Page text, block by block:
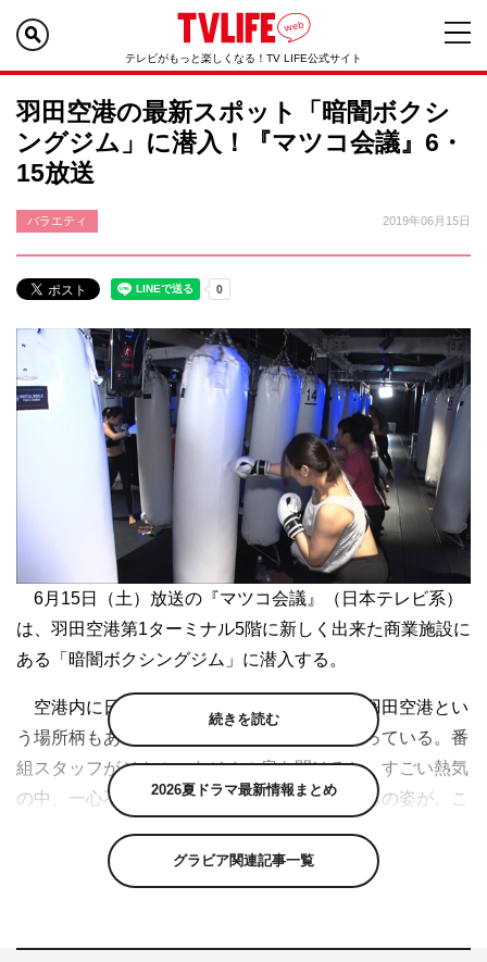
テレビがもっと楽しくなる！TV LIFE公式サイト
羽田空港の最新スポット「暗闇ボクシ
ングジム」に潜入！『マツコ会議』6・
15放送
バラエティ 2019年06月15日
6月15日（土）放送の『マツコ会議』（日本テレビ系）
は、羽田空港第1ターミナル5階に新しく出来た商業施設に
ある「暗闇ボクシングジム」に潜入する。
空港内に日本で初めて設けられたジムで、羽田空港とい
う場所柄もあって、空港で働く人々が多く通っている。番
組スタッフがジムのスタジオの扉を開けると、すごい熱気
の中、一心不乱にサンドバッグを叩く女性たちの姿が。こ
のボクシングジムでは、暗闇の中で音楽に乗りながらまる
でクラブのような感覚で体を鍛えることができるという。
音楽に合わせて「ジャブ・クロス・ジャブ・クロス…」と
とマツコ・デラックスも興味津々。
続きを読む
2026夏ドラマ最新情報まとめ
グラビア関連記事一覧